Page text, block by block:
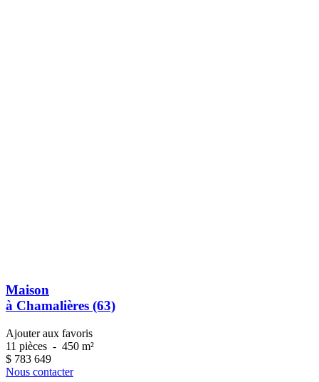
Maison
à Chamalières (63)
Ajouter aux favoris
11 pièces - 450 m²
$ 783 649
Nous contacter